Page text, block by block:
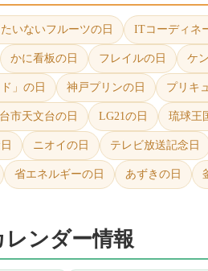
いないフルーツの日 ITコーディネ
かに看板の日 フレイルの日 ケ
」の日 神戸プリンの日 プリキ
市天文台の日 LG21の日 琉球王
ニオイの日 テレビ放送記念日
省エネルギーの日 あずきの日
レンダー情報